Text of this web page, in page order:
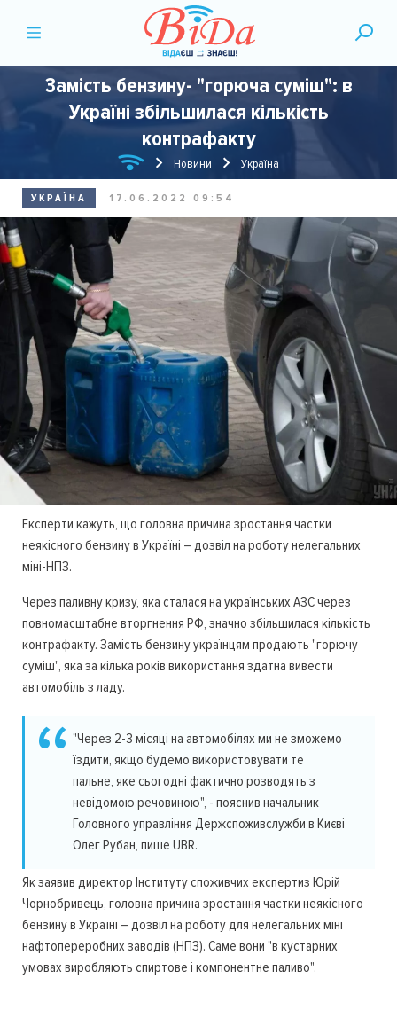
Замість бензину- "горюча суміш": в
Україні збільшилася кількість
контрафакту
Новини Україна
УКРАЇНА 17.06.2022 09:54
Експерти кажуть, що головна причина зростання частки
неякісного бензину в Україні – дозвіл на роботу нелегальних
міні-НПЗ.
Через паливну кризу, яка сталася на українських АЗС через
повномасштабне вторгнення РФ, значно збільшилася кількість
контрафакту. Замість бензину українцям продають "горючу
суміш", яка за кілька років використання здатна вивести
автомобіль з ладу.
"Через 2-3 місяці на автомобілях ми не зможемо
їздити, якщо будемо використовувати те
пальне, яке сьогодні фактично розводять з
невідомою речовиною", - пояснив начальник
Головного управління Держспоживслужби в Києві
Олег Рубан, пише UBR.
Як заявив директор Інституту споживчих експертиз Юрій
Чорнобривець, головна причина зростання частки неякісного
бензину в Україні – дозвіл на роботу для нелегальних міні
нафтопереробних заводів (НПЗ). Саме вони "в кустарних
умовах виробляють спиртове і компонентне паливо".